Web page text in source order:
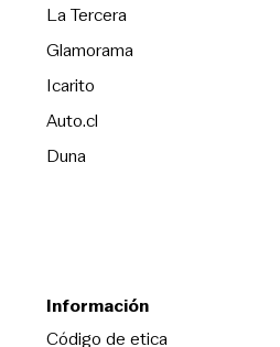
La TerceraOpens in new
Glamorama
Icarito
Auto.cl
DunaOpens in new window
Información
Código de eticaOpens in new